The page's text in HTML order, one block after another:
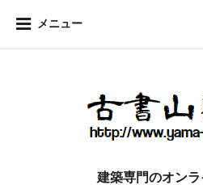
メニュー
建築専門のオン